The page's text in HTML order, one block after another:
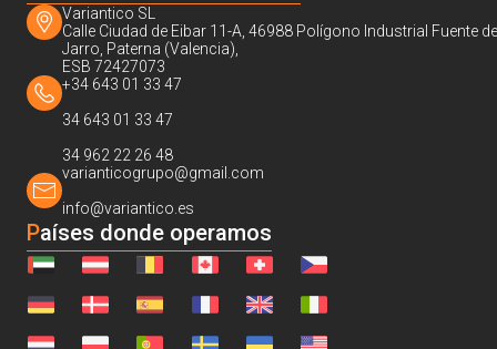
Variantico SL
Calle Ciudad de Eibar 11-A, 46988 Polígono Industrial Fuente
Jarro, Paterna (Valencia),
ESB 72427073
+34 643 01 33 47
34 643 01 33 47
34 962 22 26 48
varianticogrupo@gmail.com
info@variantico.es
Países donde operamos